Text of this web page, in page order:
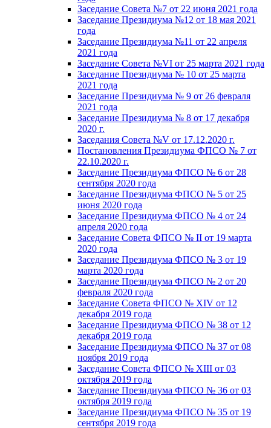
Заседание Совета №7 от 22 июня 2021 года
Заседание Президиума №12 от 18 мая 2021
года
Заседание Президиума №11 от 22 апреля
2021 года
Заседание Совета №VI от 25 марта 2021 года
Заседание Президиума № 10 от 25 марта
2021 года
Заседание Президиума № 9 от 26 февраля
2021 года
Заседание Президиума № 8 от 17 декабря
2020 г.
Заседания Совета №V от 17.12.2020 г.
Постановления Президиума ФПСО № 7 от
22.10.2020 г.
Заседание Президиума ФПСО № 6 от 28
сентября 2020 года
Заседание Президиума ФПСО № 5 от 25
июня 2020 года
Заседание Президиума ФПСО № 4 от 24
апреля 2020 года
Заседание Совета ФПСО № II от 19 марта
2020 года
Заседание Президиума ФПСО № 3 от 19
марта 2020 года
Заседание Президиума ФПСО № 2 от 20
февраля 2020 года
Заседание Совета ФПСО № XIV от 12
декабря 2019 года
Заседание Президиума ФПСО № 38 от 12
декабря 2019 года
Заседание Президиума ФПСО № 37 от 08
ноября 2019 года
Заседание Совета ФПСО № XIII от 03
октября 2019 года
Заседание Президиума ФПСО № 36 от 03
октября 2019 года
Заседание Президиума ФПСО № 35 от 19
сентября 2019 года